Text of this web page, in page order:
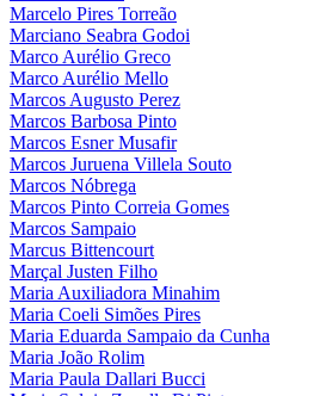
Marcelo Pires Torreão
Marciano Seabra Godoi
Marco Aurélio Greco
Marco Aurélio Mello
Marcos Augusto Perez
Marcos Barbosa Pinto
Marcos Esner Musafir
Marcos Juruena Villela Souto
Marcos Nóbrega
Marcos Pinto Correia Gomes
Marcos Sampaio
Marcus Bittencourt
Marçal Justen Filho
Maria Auxiliadora Minahim
Maria Coeli Simões Pires
Maria Eduarda Sampaio da Cunha
Maria João Rolim
Maria Paula Dallari Bucci